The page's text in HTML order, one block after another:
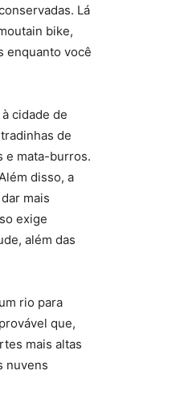
Lá
bike,
enquanto você
cidade de
de
e mata-burros.
disso, a
mais
exige
além das
rio para
que,
mais altas
nuvens